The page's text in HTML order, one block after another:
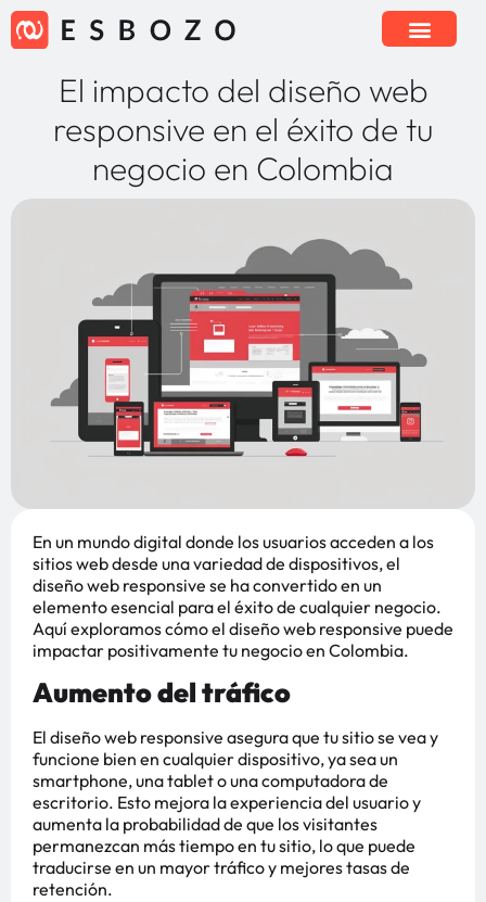
El impacto del diseño web
responsive en el éxito de tu
negocio en Colombia
En un mundo digital donde los usuarios acceden a los
sitios web desde una variedad de dispositivos, el
diseño web responsive se ha convertido en un
elemento esencial para el éxito de cualquier negocio.
Aquí exploramos cómo el diseño web responsive puede
impactar positivamente tu negocio en Colombia.
Aumento del tráfico
El diseño web responsive asegura que tu sitio se vea y
funcione bien en cualquier dispositivo, ya sea un
smartphone, una tablet o una computadora de
escritorio. Esto mejora la experiencia del usuario y
aumenta la probabilidad de que los visitantes
permanezcan más tiempo en tu sitio, lo que puede
traducirse en un mayor tráfico y mejores tasas de
retención​​.